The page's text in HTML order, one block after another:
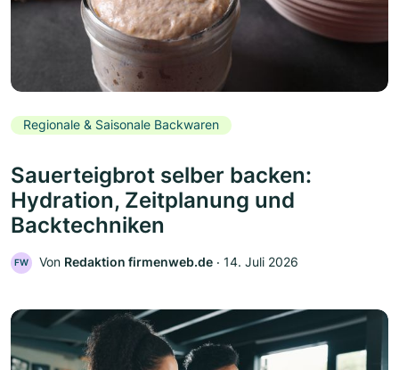
Regionale & Saisonale Backwaren
Sauerteigbrot selber backen:
Hydration, Zeitplanung und
Backtechniken
FW Von Redaktion firmenweb.de ‧ 14. Juli 2026